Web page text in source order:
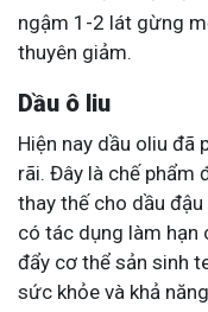
ngậm 1-2 lát gừng
thuyên giảm.
Dầu ô liu
Hiện nay dầu oliu đã
rãi. Đây là chế phẩm
thay thế cho dầu
có tác dụng làm hạn
đẩy cơ thể sản sinh
sức khỏe và khả